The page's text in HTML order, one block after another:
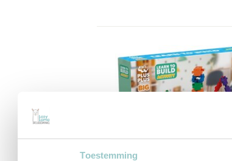
Toestemming